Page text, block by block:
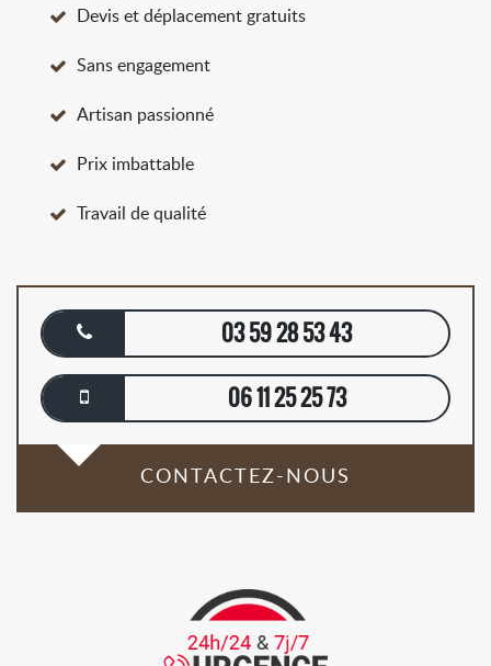
Devis et déplacement gratuits
Sans engagement
Artisan passionné
Prix imbattable
Travail de qualité
03 59 28 53 43
06 11 25 25 73
CONTACTEZ-NOUS